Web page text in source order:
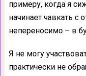
примеру, когда я
начинает чавкать с
непереносимо – в
Я не могу
практически не